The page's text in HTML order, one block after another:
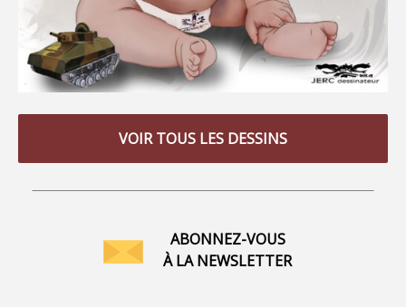
VOIR TOUS LES DESSINS
ABONNEZ-VOUS
À LA NEWSLETTER